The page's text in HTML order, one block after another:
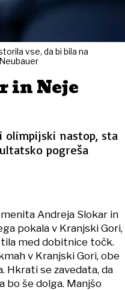
vse, da bi bila na
in Neje
olimpijski nastop, sta
pogreša
Andreja Slokar in
pokala v Kranjski Gori,
med dobitnice točk.
v Kranjski Gori, obe
Hkrati se zavedata, da
bo še dolga. Manjšo